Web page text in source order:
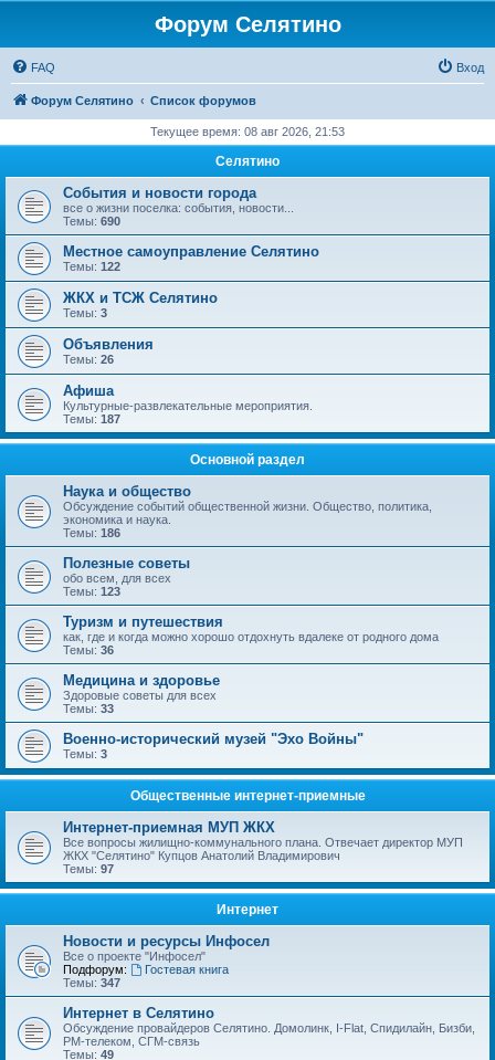
Форум Селятино
FAQ Вход
Форум Селятино Список форумов
Текущее время: 08 авг 2026, 21:53
Селятино
События и новости города
все о жизни поселка: события, новости...
Темы: 690
Местное самоуправление Селятино
Темы: 122
ЖКХ и ТСЖ Селятино
Темы: 3
Объявления
Темы: 26
Афиша
Культурные-развлекательные мероприятия.
Темы: 187
Основной раздел
Наука и общество
Обсуждение событий общественной жизни. Общество, политика,
экономика и наука.
Темы: 186
Полезные советы
обо всем, для всех
Темы: 123
Туризм и путешествия
как, где и когда можно хорошо отдохнуть вдалеке от родного дома
Темы: 36
Медицина и здоровье
Здоровые советы для всех
Темы: 33
Военно-исторический музей "Эхо Войны"
Темы: 3
Общественные интернет-приемные
Интернет-приемная МУП ЖКХ
Все вопросы жилищно-коммунального плана. Отвечает директор МУП
ЖКХ "Селятино" Купцов Анатолий Владимирович
Темы: 97
Интернет
Новости и ресурсы Инфосел
Все о проекте "Инфосел"
Подфорум:
Гостевая книга
Темы: 347
Интернет в Селятино
Обсуждение провайдеров Селятино. Домолинк, I-Flat, Спидилайн, Бизби,
РМ-телеком, СГМ-связь
Темы: 49